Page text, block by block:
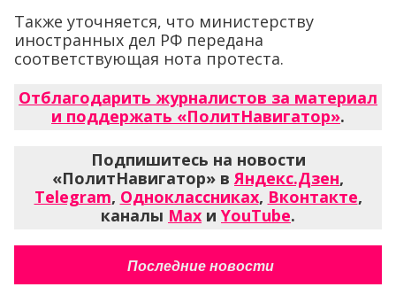
Также уточняется, что министерству
иностранных дел РФ передана
соответствующая нота протеста.
Отблагодарить журналистов за материал
и поддержать «ПолитНавигатор».
Подпишитесь на новости
«ПолитНавигатор» вЯндекс.Дзен,
Telegram, Одноклассниках, Вконтакте,
каналы Max и YouTube.
Последние новости